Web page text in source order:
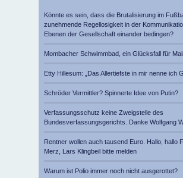
Könnte es sein, dass die Brutalisierung im
zunehmende Regellosigkeit in der
Ebenen der Gesellschaft einander bedingen?
Mombacher Schwimmbad, ein Glücksfall für
Etty Hillesum: „Das Allertiefste in mir nenne ich
Schröder Vermittler? Spinnerte Idee von Putin?
Verfassungsschutz keine Zweigstelle des
Bundesverfassungsgerichts. Danke Wolfgang
Rentner wollen auch tausend Euro. Hallo, hallo
Merz, Lars Klingbeil bitte melden
Warum ist Polio immer noch nicht ausgerottet?